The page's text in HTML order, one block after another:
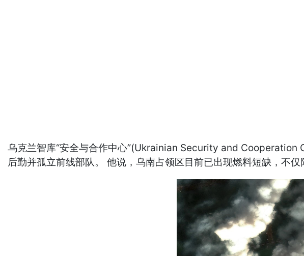
乌克兰智库“安全与合作中心”(Ukrainian Security and
后勤并孤立前线部队。 他说，乌南占领区目前已出现燃料短缺，不